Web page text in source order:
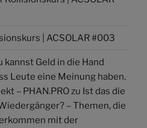
| ACSOLAR #003
kannst Geld in die Hand
Leute eine Meinung haben.
– PHAN.PRO zu Ist das die
– Themen, die
mit der